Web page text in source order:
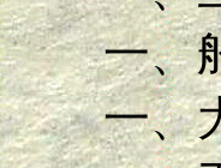
一、船
一、大